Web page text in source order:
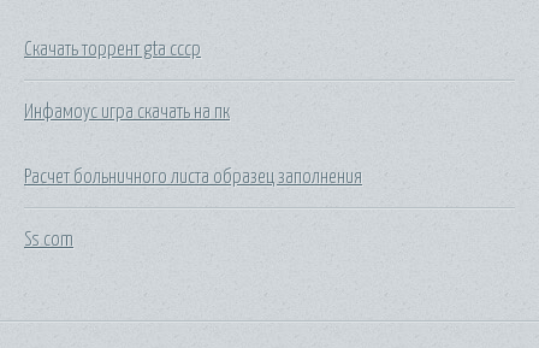
Скачать торрент gta ссср
Инфамоус игра скачать на пк
Расчет больничного листа образец заполнения
Ss com